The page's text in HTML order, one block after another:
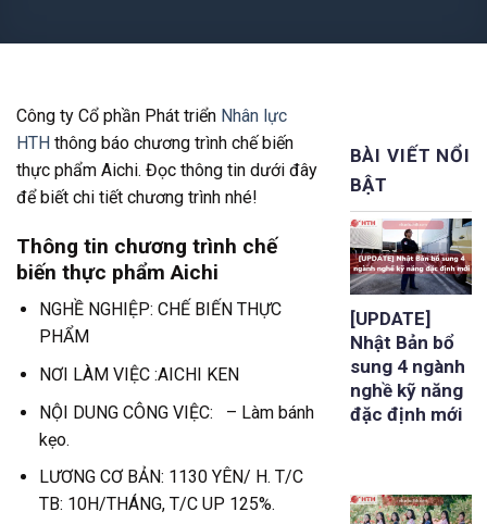
Công ty Cổ phần Phát triển Nhân lực
HTH thông báo chương trình chế biến
thực phẩm Aichi. Đọc thông tin dưới đây
để biết chi tiết chương trình nhé!
Thông tin chương trình chế
biến thực phẩm Aichi
NGHỀ NGHIỆP: CHẾ BIẾN THỰC
PHẨM
NƠI LÀM VIỆC :AICHI KEN
NỘI DUNG CÔNG VIỆC: – Làm bánh
kẹo.
LƯƠNG CƠ BẢN: 1130 YÊN/ H. T/C
TB: 10H/THÁNG, T/C UP 125%.
BÀI VIẾT NỔI
BẬT
[UPDATE]
Nhật Bản bổ
sung 4 ngành
nghề kỹ năng
đặc định mới